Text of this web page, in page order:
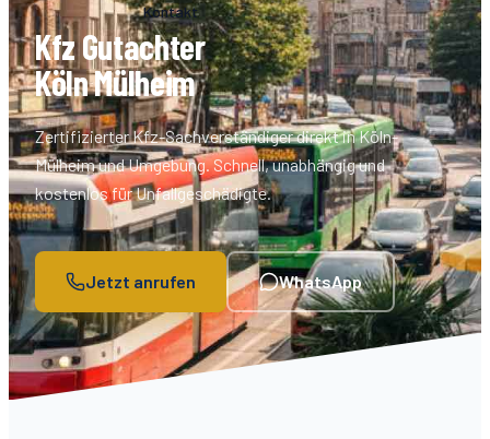
Kontakt
Kfz Gutachter
KölnMülheim
Zertifizierter Kfz-Sachverständiger direkt in Köln-
Mülheimund Umgebung. Schnell, unabhängig und
kostenlos für Unfallgeschädigte.
Jetzt anrufen WhatsApp